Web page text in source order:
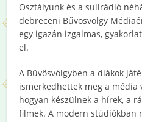
Osztályunk és a sulirádió
debreceni Bűvösvölgy
egy igazán izgalmas,
el.
A Bűvösvölgyben a diákok
ismerkedhettek meg a média
hogyan készülnek a hírek, a
filmek. A modern stúdiókban